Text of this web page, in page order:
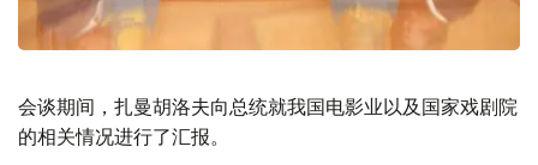
会谈期间，扎曼胡洛夫向总统就我国电影业以及国家戏剧院
的相关情况进行了汇报。